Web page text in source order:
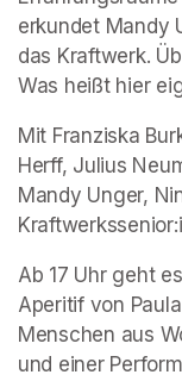
erkundet Mandy
das Kraftwerk.
Was heißt hier
Mit Franziska
Herff, Julius
Mandy Unger,
Ab 17 Uhr geht
Aperitif von
Menschen aus
und einer